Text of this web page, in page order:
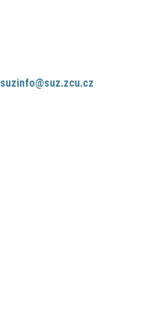
suzinfo@suz.zcu.cz